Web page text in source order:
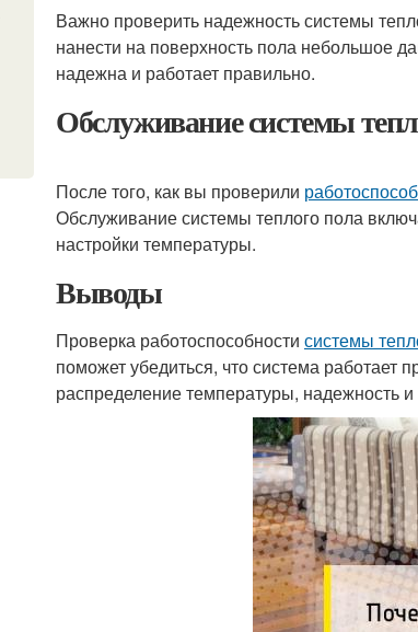
Важно проверить надежность системы
нанести на поверхность пола небольшое
надежна и работает правильно.
Обслуживание системы
После того, как вы проверили
Обслуживание системы теплого пола
настройки температуры.
Выводы
Проверка работоспособности системы
поможет убедиться, что система работает
распределение температуры, надежность и